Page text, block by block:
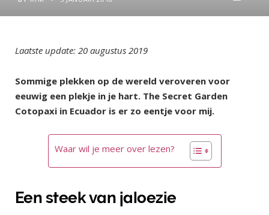
Laatste update: 20 augustus 2019
Sommige plekken op de wereld veroveren voor
eeuwig een plekje in je hart. The Secret Garden
Cotopaxi in Ecuador is er zo eentje voor mij.
Waar wil je meer over lezen?
Een steek van jaloezie